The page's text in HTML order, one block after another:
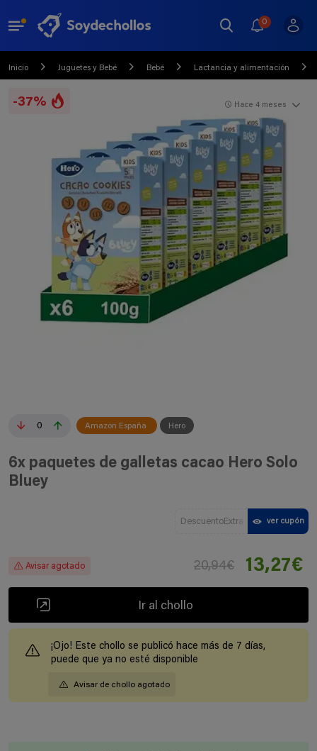
0
Inicio Juguetes y Bebé Bebé Lactancia y alimentación
-37%
0 Amazon España Hero
Hace 4 meses
6x paquetes de galletas cacao Hero Solo
Bluey
DescuentoExtra ver cupón
Avisar agotado 20,94€ 13,27€
Ir al chollo
¡Ojo! Este chollo se publicó hace más de 7 días,
puede que ya no esté disponible
Avisar de chollo agotado